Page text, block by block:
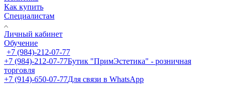
Как купить
Специалистам
Личный кабинет
Обучение
+7 (984)-212-07-77
+7 (984)-212-07-77Бутик "ПримЭстетика" - розничная
торговля
+7 (914)-650-07-77Для связи в WhatsApp